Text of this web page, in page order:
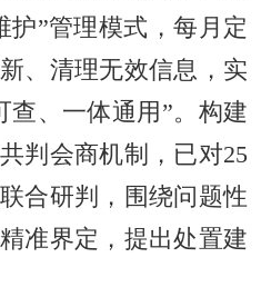
护”管理模式，每月定
、清理无效信息，实
查、一体通用”。构建
判会商机制，已对25
合研判，围绕问题性
准界定，提出处置建